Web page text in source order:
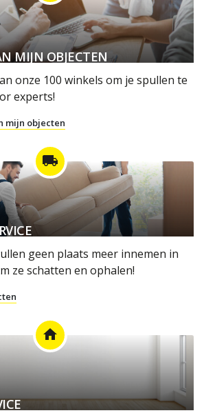
MIJN OBJECTEN
onze 100 winkels om je spullen te
experts!
mijn objecten
local_shipping
geen plaats meer innemen in
ze schatten en ophalen!
home